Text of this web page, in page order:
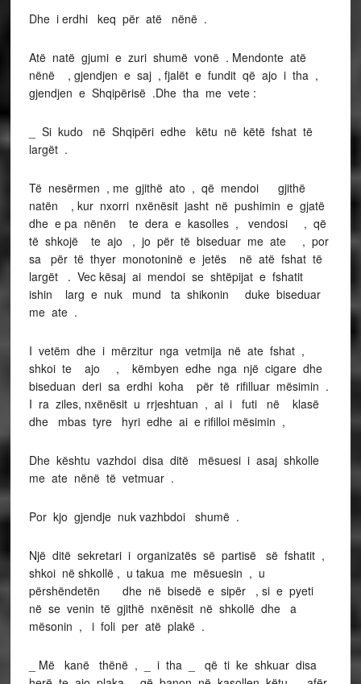
Dhe i erdhi keq për atë nënë .
Atë natë gjumi e zuri shumë vonë . Mendonte atë
nënë , gjendjen e saj , fjalët e fundit që ajo i tha ,
gjendjen e Shqipërisë .Dhe tha me vete :
_ Si kudo në Shqipëri edhe këtu në këtë fshat të
largët .
Të nesërmen , me gjithë ato , që mendoi gjithë
natën , kur nxorri nxënësit jasht në pushimin e gjatë
dhe e pa nënën te dera e kasolles , vendosi , që
të shkojë te ajo , jo për të biseduar me ate , por
sa për të thyer monotoninë e jetës në atë fshat të
largët . Vec kësaj ai mendoi se shtëpijat e fshatit
ishin larg e nuk mund ta shikonin duke biseduar
me ate .
I vetëm dhe i mërzitur nga vetmija në ate fshat ,
shkoi te ajo , këmbyen edhe nga një cigare dhe
biseduan deri sa erdhi koha për të rifilluar mësimin .
I ra ziles, nxënësit u rrjeshtuan , ai i futi në klasë
dhe mbas tyre hyri edhe ai e rifilloi mësimin ,
Dhe kështu vazhdoi disa ditë mësuesi i asaj shkolle
me ate nënë të vetmuar .
Por kjo gjendje nuk vazhbdoi shumë .
Një ditë sekretari i organizatës së partisë së fshatit ,
shkoi në shkollë , u takua me mësuesin , u
përshëndetën dhe në bisedë e sipër , si e pyeti
në se venin të gjithë nxënësit në shkollë dhe a
mësonin , i foli per atë plakë .
_ Më kanë thënë , _ i tha _ që ti ke shkuar disa